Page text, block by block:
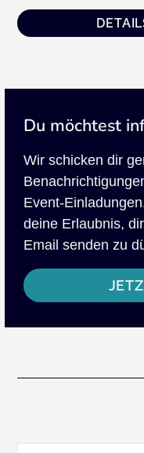
Du möchtest
Wir schicken dir
Event-
deine Erlaubnis,
Email senden zu